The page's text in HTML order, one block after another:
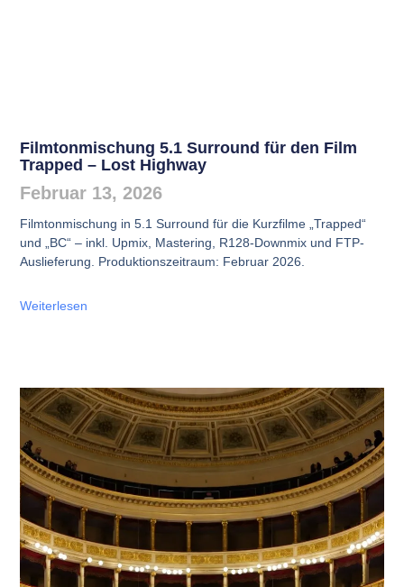
Filmtonmischung 5.1 Surround für den Film
Trapped – Lost Highway
Februar 13, 2026
Filmtonmischung in 5.1 Surround für die Kurzfilme „Trapped“
und „BC“ – inkl. Upmix, Mastering, R128-Downmix und FTP-
Auslieferung. Produktionszeitraum: Februar 2026.
Weiterlesen